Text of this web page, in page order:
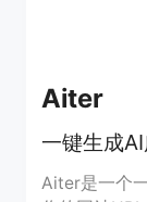
Aiter
一键生成
Aiter是一个